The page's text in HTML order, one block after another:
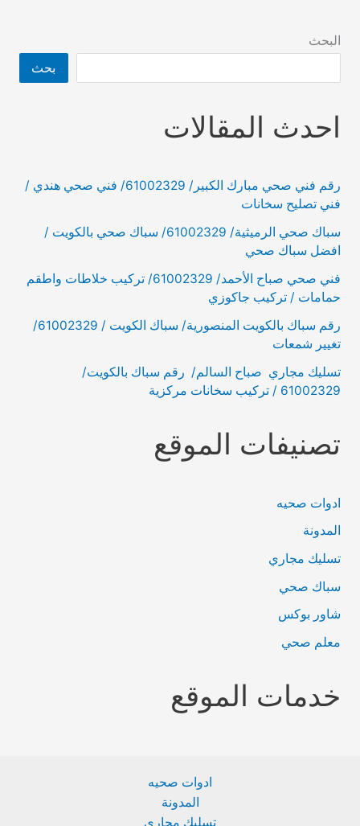
البحث
بحث
احدث المقالات
رقم فني صحي مبارك الكبير/ 61002329/ فني صحي هندي /
فني تصليح سخانات
سباك صحي الرميثية/ 61002329/ سباك صحي بالكويت /
افضل سباك صحي
فني صحي صباح الأحمد/ 61002329/ تركيب خلاطات واطقم
حمامات / تركيب جاكوزي
رقم سباك بالكويت المنصورية/ سباك الكويت / 61002329/
تغيير شمعات
تسليك مجاري صباح السالم/ رقم سباك بالكويت/
61002329 / تركيب سخانات مركزية
تصنيفات الموقع
ادوات صحيه
المدونة
تسليك مجاري
سباك صحي
شاور بوكس
معلم صحي
خدمات الموقع
ادوات صحيه
المدونة
تسليك مجاري